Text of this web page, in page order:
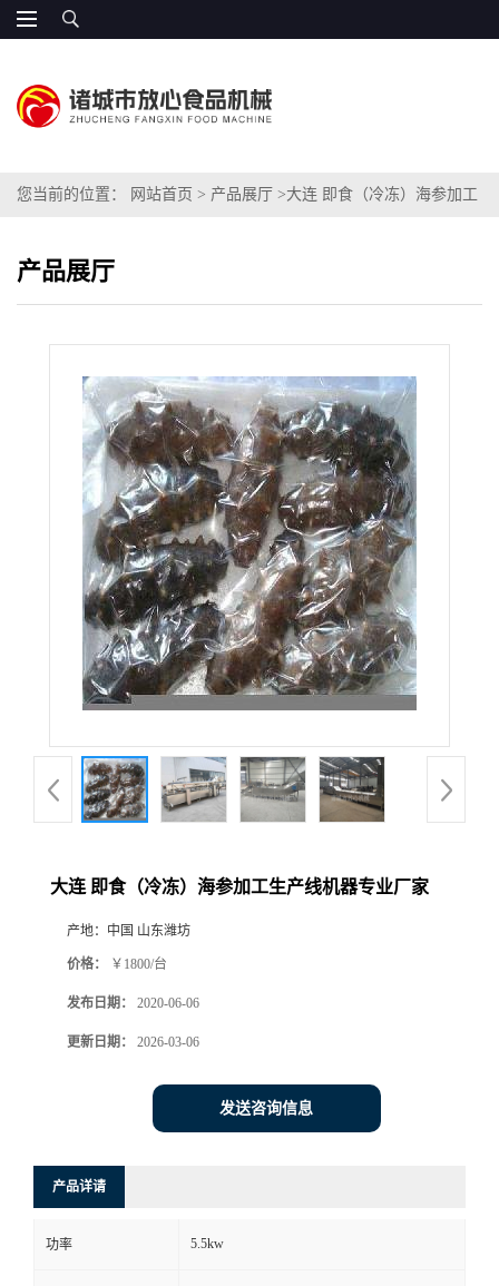
您当前的位置： 网站首页 > 产品展厅 >大连 即食（冷冻）海参加工
产品展厅
大连 即食（冷冻）海参加工生产线机器专业厂家
产地： 中国 山东潍坊
价格： ￥1800/台
发布日期： 2020-06-06
更新日期： 2026-03-06
发送咨询信息
产品详请
功率 5.5kw